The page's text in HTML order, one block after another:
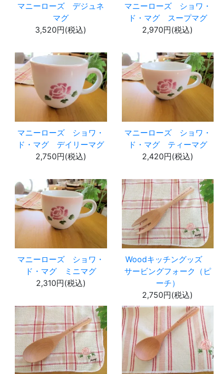
マニーローズ デジュネ
マグ
3,520円(税込)
マニーローズ ショワ・
ド・マグ スープマグ
2,970円(税込)
マニーローズ ショワ・
ド・マグ デイリーマグ
2,750円(税込)
マニーローズ ショワ・
ド・マグ ティーマグ
2,420円(税込)
マニーローズ ショワ・
ド・マグ ミニマグ
2,310円(税込)
Woodキッチングッズ
サービングフォーク（ピ
ーチ）
2,750円(税込)